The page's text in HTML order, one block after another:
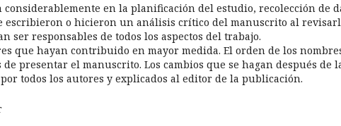
en la planificación del estudio, recolección de
escribieron o hicieron un análisis crítico del manuscrito al
ser responsables de todos los aspectos del trabajo.
que hayan contribuido en mayor medida. El orden de los
presentar el manuscrito. Los cambios que se hagan después de
todos los autores y explicados al editor de la publicación.